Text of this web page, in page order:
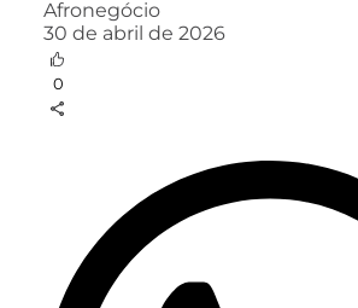
Afronegócio
30 de abril de 2026
0